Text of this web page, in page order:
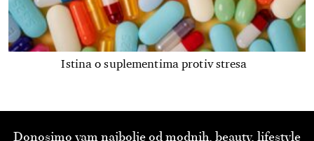
Istina o suplementima protiv stresa
Donosimo vam najbolje od modnih, beauty, lifestyle